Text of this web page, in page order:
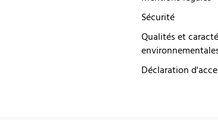
Sécurité
Qualités et
Déclaration